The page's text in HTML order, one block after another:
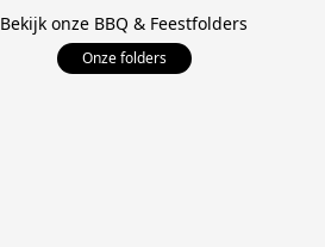
Bekijk onze BBQ & Feestfolders
Onze folders